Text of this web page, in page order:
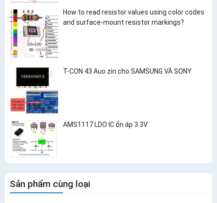
How to read resistor values using color codes
and surface-mount resistor markings?
T-CON 43 Auo zin cho SAMSUNG VÀ SONY
AMS1117 LDO IC ổn áp 3.3V
Sản phẩm cùng loại